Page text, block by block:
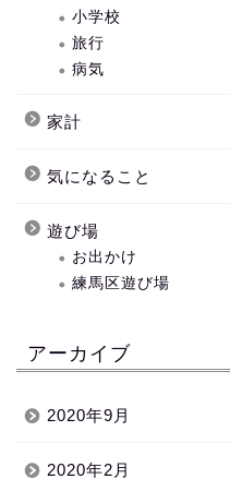
小学校
旅行
病気
家計
気になること
遊び場
お出かけ
練馬区遊び場
アーカイブ
2020年9月
2020年2月